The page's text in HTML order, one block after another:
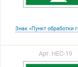
Знак «Пункт обработки
Арт. НЕС-19